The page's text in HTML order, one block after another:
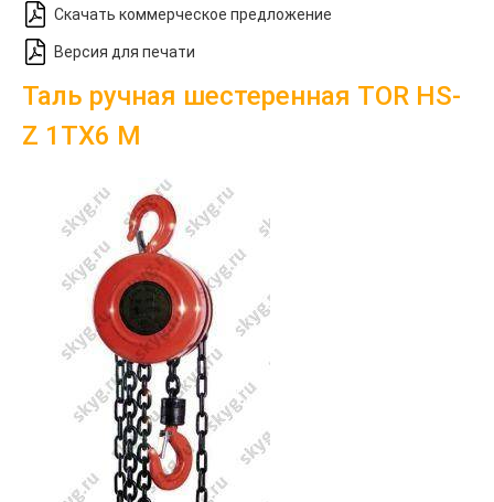
Скачать коммерческое предложение
Версия для печати
Таль ручная шестеренная TOR HS-
Z 1ТХ6 М